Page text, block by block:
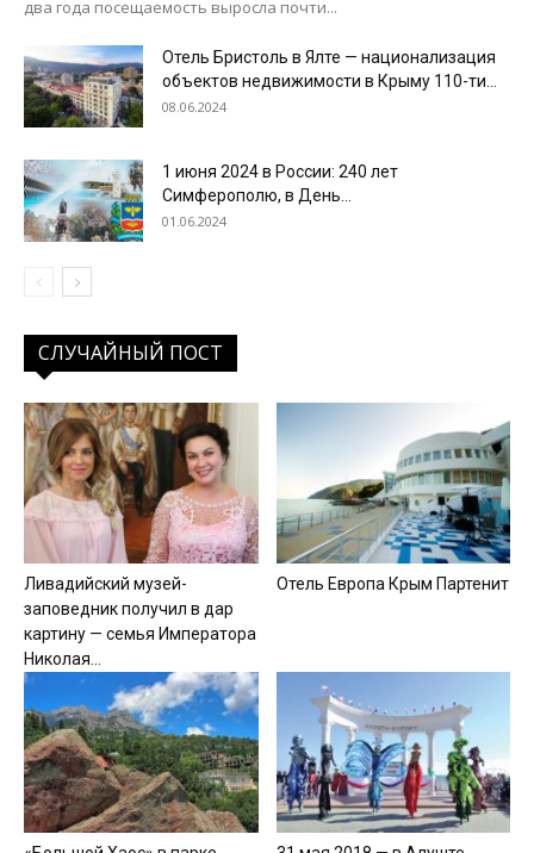
два года посещаемость выросла почти...
Отель Бристоль в Ялте — национализация
объектов недвижимости в Крыму 110-ти...
08.06.2024
1 июня 2024 в России: 240 лет
Симферополю, в День...
01.06.2024
СЛУЧАЙНЫЙ ПОСТ
Ливадийский музей-
заповедник получил в дар
картину — семья Императора
Николая...
Отель Европа Крым Партенит